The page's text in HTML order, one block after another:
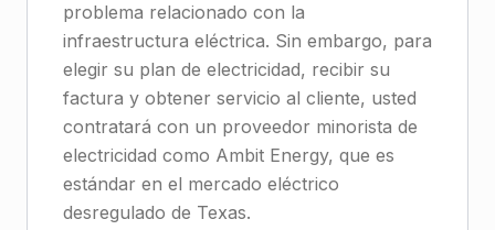
problema relacionado con la
infraestructura eléctrica. Sin embargo, para
elegir su plan de electricidad, recibir su
factura y obtener servicio al cliente, usted
contratará con un proveedor minorista de
electricidad como Ambit Energy, que es
estándar en el mercado eléctrico
desregulado de Texas.